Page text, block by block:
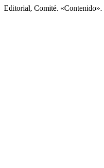
Editorial, Comité. «Contenido».